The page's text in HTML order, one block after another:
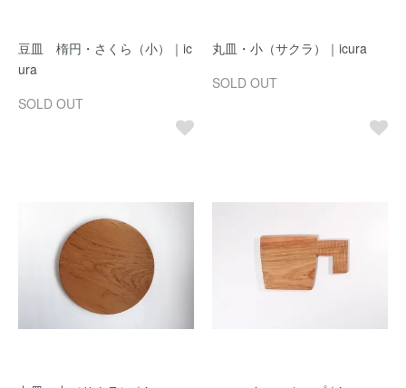
豆皿 楕円・さくら（小）｜ic
ura
SOLD OUT
丸皿・小（サクラ）｜icura
SOLD OUT